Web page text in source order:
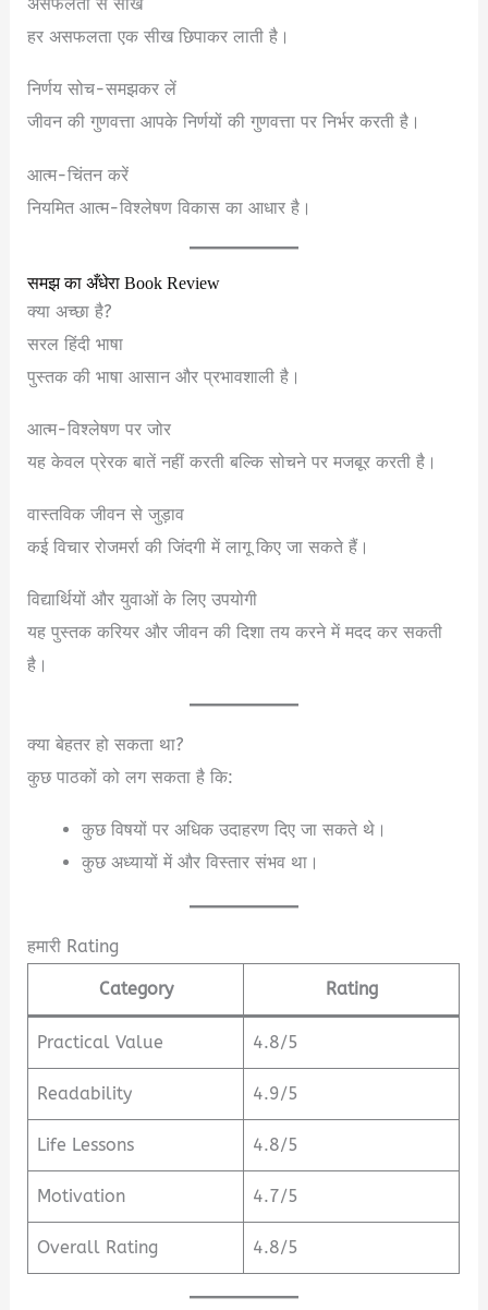
असफलता से सीखें
हर असफलता एक सीख छिपाकर लाती है।
निर्णय सोच-समझकर लें
जीवन की गुणवत्ता आपके निर्णयों की गुणवत्ता पर निर्भर करती है।
आत्म-चिंतन करें
नियमित आत्म-विश्लेषण विकास का आधार है।
समझ का अँधेरा Book Review
क्या अच्छा है?
सरल हिंदी भाषा
पुस्तक की भाषा आसान और प्रभावशाली है।
आत्म-विश्लेषण पर जोर
यह केवल प्रेरक बातें नहीं करती बल्कि सोचने पर मजबूर करती है।
वास्तविक जीवन से जुड़ाव
कई विचार रोजमर्रा की जिंदगी में लागू किए जा सकते हैं।
विद्यार्थियों और युवाओं के लिए उपयोगी
यह पुस्तक करियर और जीवन की दिशा तय करने में मदद कर सकती
है।
क्या बेहतर हो सकता था?
कुछ पाठकों को लग सकता है कि:
कुछ विषयों पर अधिक उदाहरण दिए जा सकते थे।
कुछ अध्यायों में और विस्तार संभव था।
हमारी Rating
Category Rating
Practical Value 4.8/5
Readability 4.9/5
Life Lessons 4.8/5
Motivation 4.7/5
Overall Rating 4.8/5